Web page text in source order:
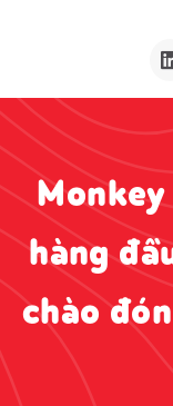
hàng
chào